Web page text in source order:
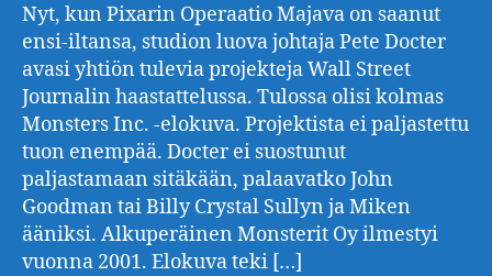
Nyt, kun Pixarin Operaatio Majava on saanut
ensi-iltansa, studion luova johtaja Pete Docter
avasi yhtiön tulevia projekteja Wall Street
Journalin haastattelussa. Tulossa olisi kolmas
Monsters Inc. -elokuva. Projektista ei paljastettu
tuon enempää. Docter ei suostunut
paljastamaan sitäkään, palaavatko John
Goodman tai Billy Crystal Sullyn ja Miken
ääniksi. Alkuperäinen Monsterit Oy ilmestyi
vuonna 2001. Elokuva teki […]